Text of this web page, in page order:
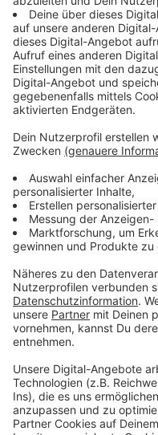
Einstellung neuer
Die Rheinfähre ist ein
Leverkusener
Verbindung nach Köln.
Richrath hat dies
Hitdorfer Rheinfähre.
Anzeige
Mehr Nachrichten
Anzeige
Neuer Bahnhof
Nach Brand mit zwei
unbewohnbar
Putzaktion "Wir für
an